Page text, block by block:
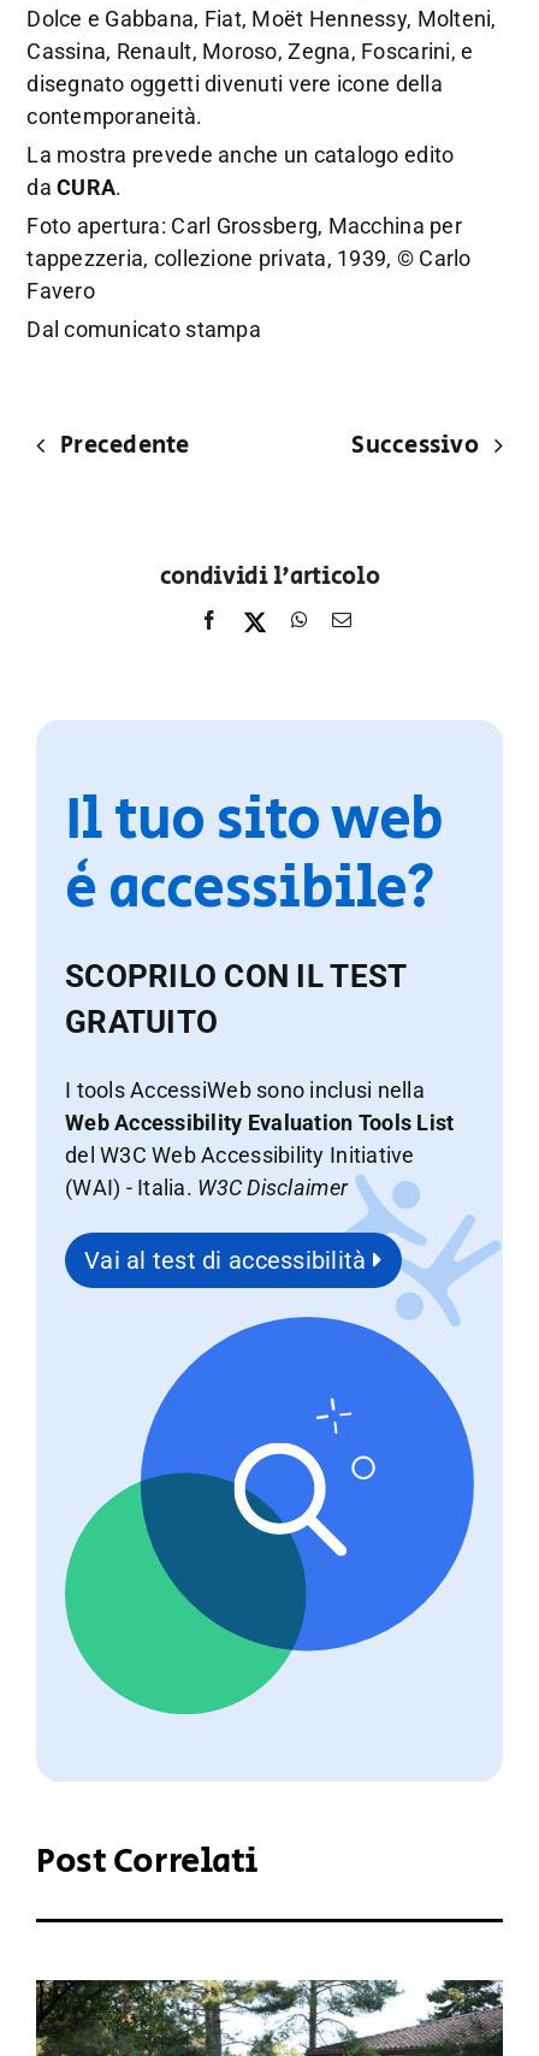
Dolce e Gabbana, Fiat, Moët Hennessy, Molteni,
Cassina, Renault, Moroso, Zegna, Foscarini, e
disegnato oggetti divenuti vere icone della
contemporaneità.
La mostra prevede anche un catalogo edito
daCURA.
Foto apertura: Carl Grossberg, Macchina per
tappezzeria, collezione privata, 1939, © Carlo
Favero
Dal comunicato stampa
Precedente Successivo
condividi l'articolo
Il tuo sito web
è accessibile?
SCOPRILO CON IL TEST
GRATUITO
I tools AccessiWeb sono inclusi nella
Web Accessibility Evaluation Tools List
del W3C Web Accessibility Initiative
(WAI) - Italia. W3C Disclaimer
Vai al test di accessibilità
Post Correlati